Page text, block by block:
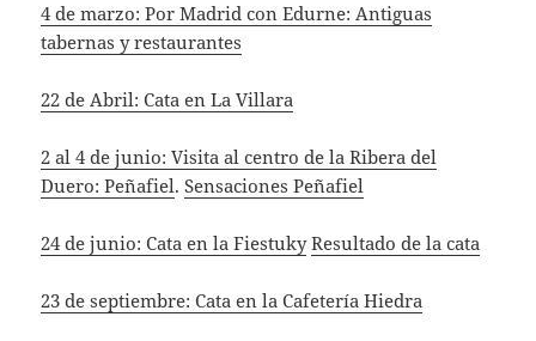
4 de marzo: Por Madrid con Edurne: Antiguas
tabernas y restaurantes
22 de Abril: Cata en La Villara
2 al 4 de junio: Visita al centro de la Ribera del
Duero: Peñafiel.Sensaciones Peñafiel
24 de junio: Cata en la Fiestuky Resultado de la cata
23 de septiembre: Cata en la Cafetería Hiedra